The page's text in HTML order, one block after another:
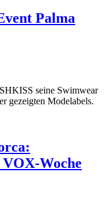
Palma
seine Swimwear
gezeigten Modelabels.
Woche